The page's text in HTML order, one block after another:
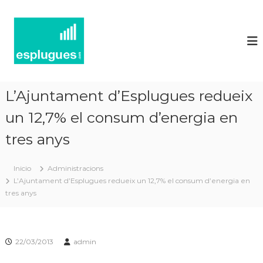
i
e
s
s
'
a
t
a
L’Ajuntament d’Esplugues redueix
un 12,7% el consum d’energia en
tres anys
Inicio
Administracions
L’Ajuntament d’Esplugues redueix un 12,7% el consum d’energia en
tres anys
22/03/2013 admin